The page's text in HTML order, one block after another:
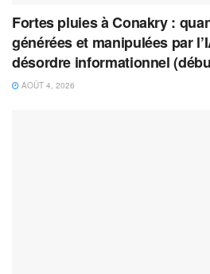
Fortes pluies à Conakry :
générées et manipulées par
désordre informationnel
AOÛT 4, 2026